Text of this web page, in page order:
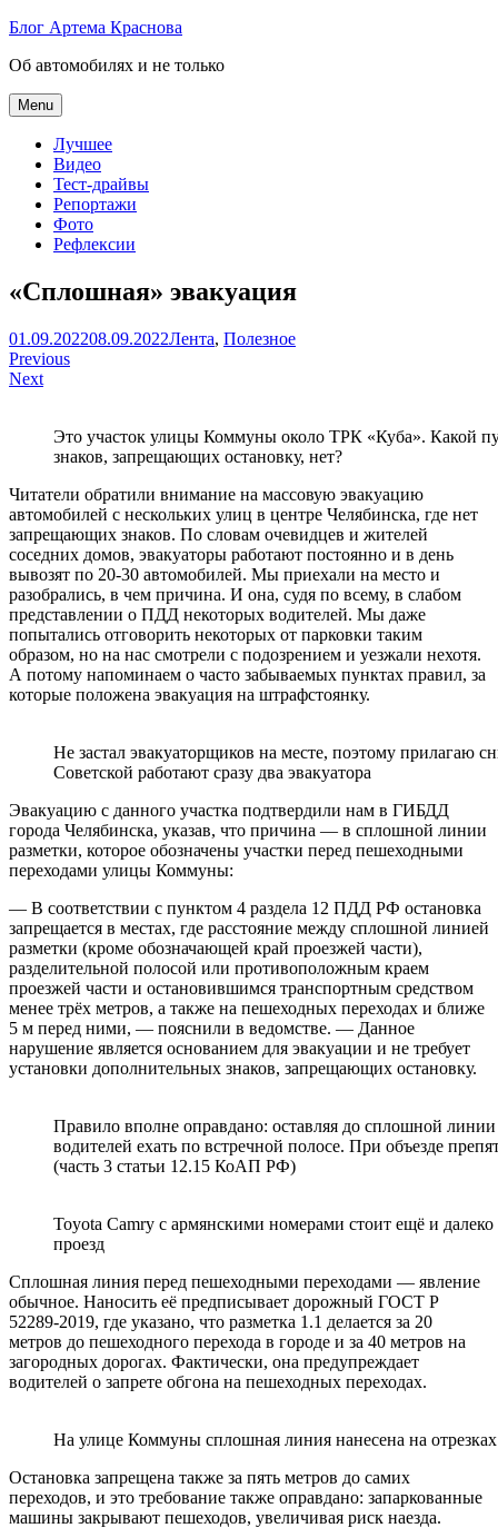
Skip
content
Блог Артема Краснова
Об автомобилях и не только
Menu
Лучшее
Видео
Тест-драйвы
Репортажи
Фото
Рефлексии
«Сплошная» эвакуация
Артем
Краснов
01.09.202208.09.2022Лента, Полезное
Навигация
по
Previous
Next
Это участок улицы Коммуны около ТРК «Куба». Какой
знаков, запрещающих остановку, нет?
Читатели обратили внимание на массовую эвакуацию
автомобилей с нескольких улиц в центре Челябинска, где нет
запрещающих знаков. По словам очевидцев и жителей
соседних домов, эвакуаторы работают постоянно и в день
вывозят по 20-30 автомобилей. Мы приехали на место и
разобрались, в чем причина. И она, судя по всему, в слабом
представлении о ПДД некоторых водителей. Мы даже
попытались отговорить некоторых от парковки таким
образом, но на нас смотрели с подозрением и уезжали нехотя.
А потому напоминаем о часто забываемых пунктах правил, за
которые положена эвакуация на штрафстоянку.
Не застал эвакуаторщиков на месте, поэтому прилагаю
Советской работают сразу два эвакуатора
Эвакуацию с данного участка подтвердили нам в ГИБДД
города Челябинска, указав, что причина — в сплошной линии
разметки, которое обозначены участки перед пешеходными
переходами улицы Коммуны:
— В соответствии с пунктом 4 раздела 12 ПДД РФ остановка
запрещается в местах, где расстояние между сплошной линией
разметки (кроме обозначающей край проезжей части),
разделительной полосой или противоположным краем
проезжей части и остановившимся транспортным средством
менее трёх метров, а также на пешеходных переходах и ближе
5 м перед ними, — пояснили в ведомстве. — Данное
нарушение является основанием для эвакуации и не требует
установки дополнительных знаков, запрещающих остановку.
Правило вполне оправдано: оставляя до сплошной
водителей ехать по встречной полосе. При объезде
(часть 3 статьи 12.15 КоАП РФ)
Toyota Camry с армянскими номерами стоит ещё и
проезд
Сплошная линия перед пешеходными переходами — явление
обычное. Наносить её предписывает дорожный ГОСТ Р
52289-2019, где указано, что разметка 1.1 делается за 20
метров до пешеходного перехода в городе и за 40 метров на
загородных дорогах. Фактически, она предупреждает
водителей о запрете обгона на пешеходных переходах.
На улице Коммуны сплошная линия нанесена на
Остановка запрещена также за пять метров до самих
переходов, и это требование также оправдано: запаркованные
машины закрывают пешеходов, увеличивая риск наезда.